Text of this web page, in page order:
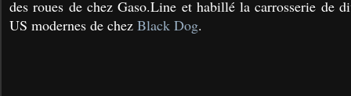
des roues de chez Gaso.Line et habillé la carrosserie de
US modernes de chez Black Dog.